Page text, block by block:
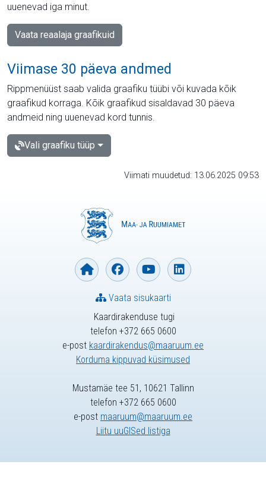
uuenevad iga minut.
Vaata reaalaja graafikuid
Viimase 30 päeva andmed
Rippmenüüst saab valida graafiku tüübi või kuvada kõik
graafikud korraga. Kõik graafikud sisaldavad 30 päeva
andmeid ning uuenevad kord tunnis.
Vali graafiku tüüp
Viimati muudetud: 13.06.2025 09:53
Kaardirakenduse tugi
telefon +372 665 0600
e-post kaardirakendus@maaruum.ee
Korduma kippuvad küsimused
Vaata sisukaarti
Mustamäe tee 51, 10621 Tallinn
telefon +372 665 0600
e-post maaruum@maaruum.ee
Liitu uuGISed listiga